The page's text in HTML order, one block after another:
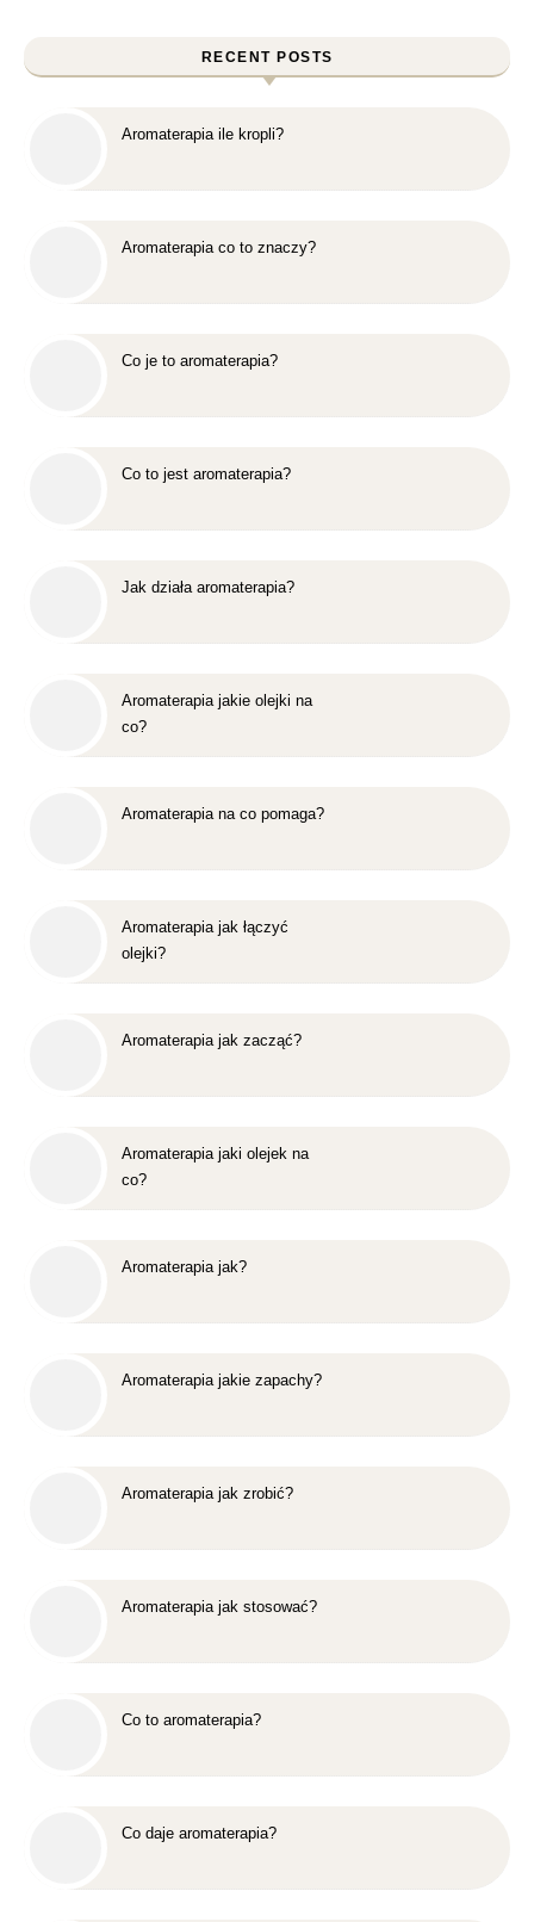
RECENT POSTS
Aromaterapia ile kropli?
Aromaterapia co to znaczy?
Co je to aromaterapia?
Co to jest aromaterapia?
Jak działa aromaterapia?
Aromaterapia jakie olejki na
co?
Aromaterapia na co pomaga?
Aromaterapia jak łączyć
olejki?
Aromaterapia jak zacząć?
Aromaterapia jaki olejek na
co?
Aromaterapia jak?
Aromaterapia jakie zapachy?
Aromaterapia jak zrobić?
Aromaterapia jak stosować?
Co to aromaterapia?
Co daje aromaterapia?